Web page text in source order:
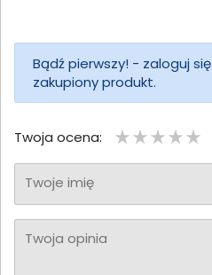
Bądź pierwszy! - zaloguj
zakupiony produkt.
Twoja ocena:
Twoje imię
Twoja opinia